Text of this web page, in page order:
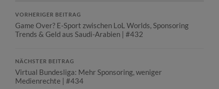
VORHERIGER BEITRAG
Game Over? E-Sport zwischen LoL Worlds, Sponsoring
Trends & Geld aus Saudi-Arabien | #432
NÄCHSTER BEITRAG
Virtual Bundesliga: Mehr Sponsoring, weniger
Medienrechte | #434